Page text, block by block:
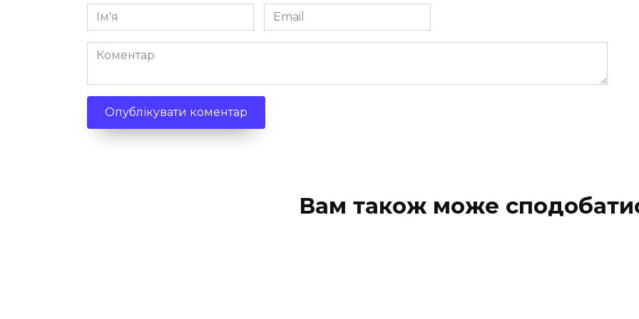
Ім'я
*
Email
*
Коментар
Вам також може